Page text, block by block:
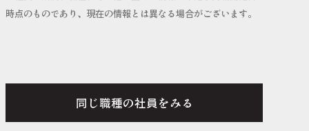
時点のものであり、現在の情報とは異なる場合がございます。
同じ職種の社員をみる